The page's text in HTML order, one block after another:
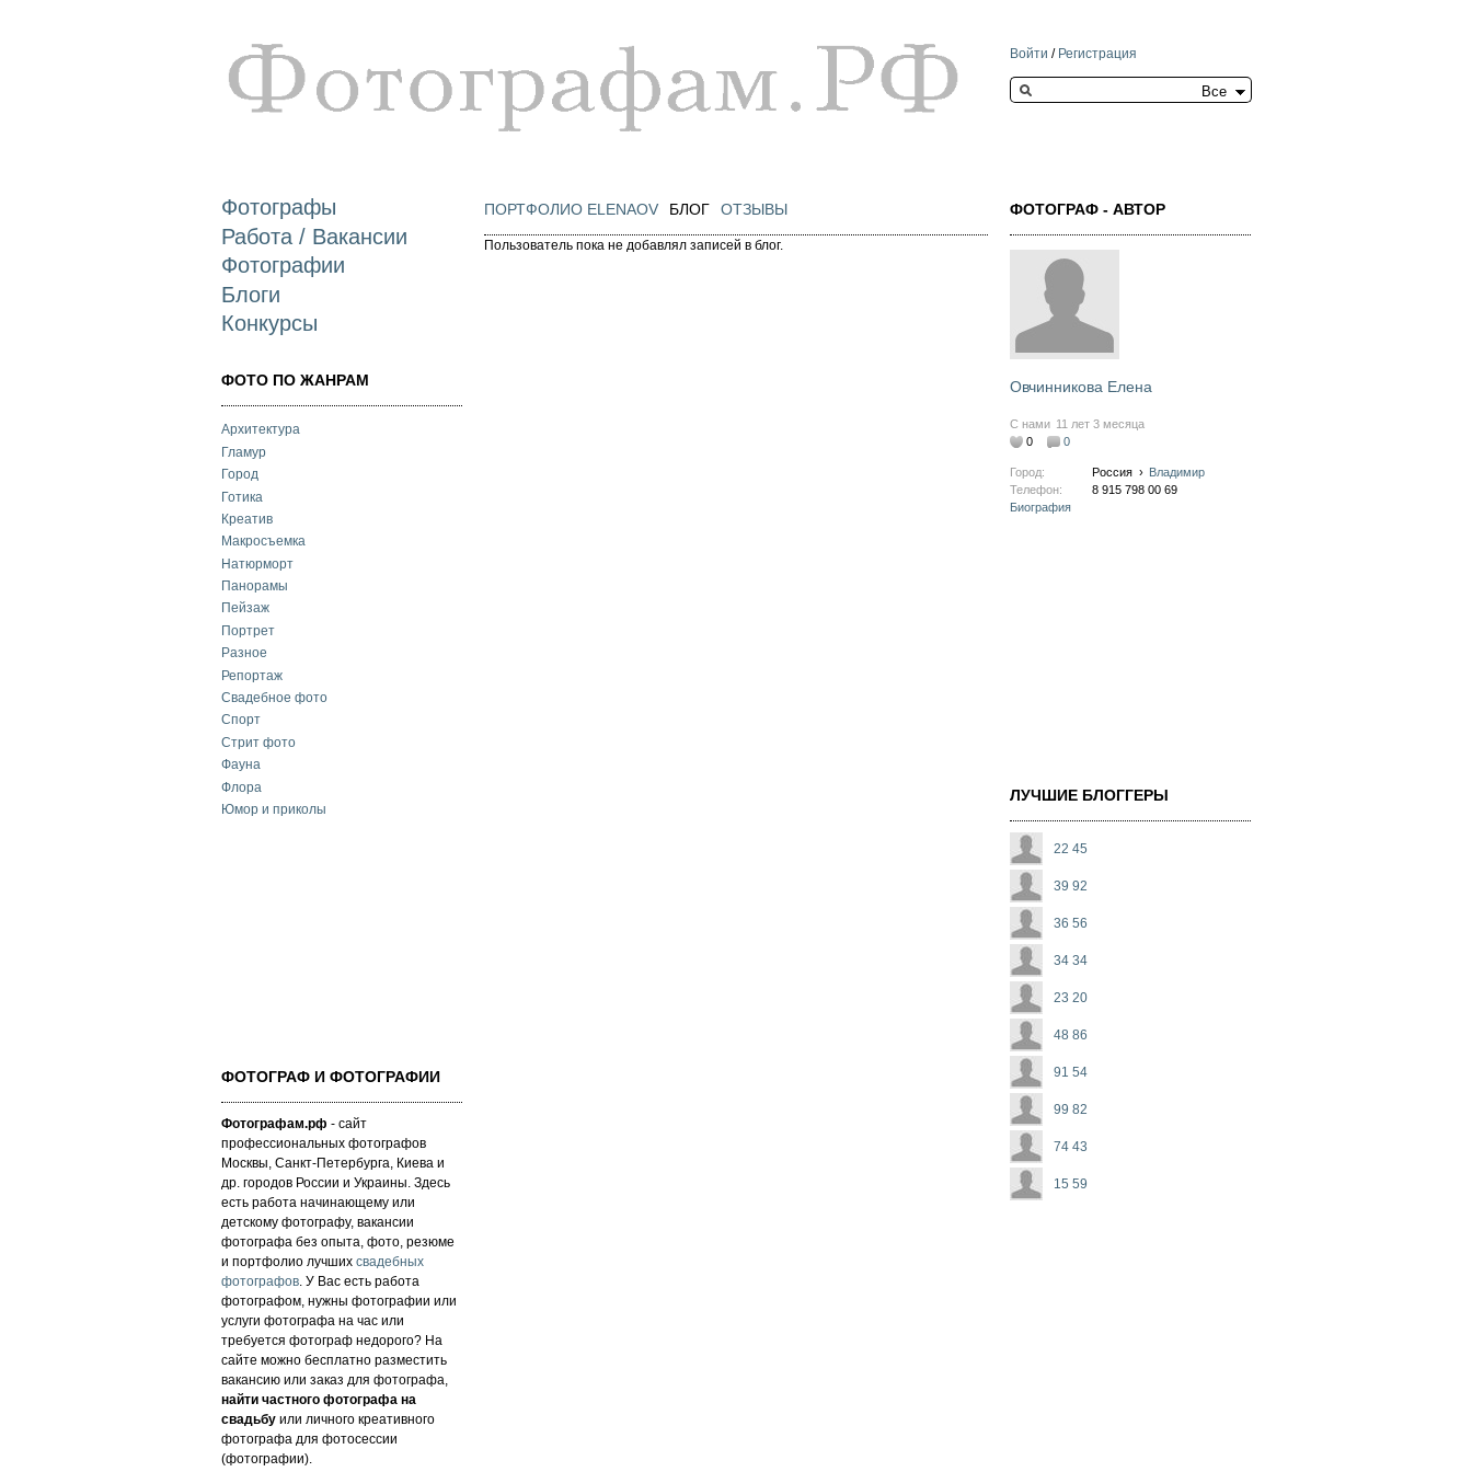
Войти / Регистрация
Search this site
Фотографы
Работа / Вакансии
Фотографии
Блоги
Конкурсы
ФОТО ПО ЖАНРАМ
Архитектура
Гламур
Город
Готика
Креатив
Макросъемка
Натюрморт
Панорамы
Пейзаж
Портрет
Разное
Репортаж
Свадебное фото
Спорт
Стрит фото
Фауна
Флора
Юмор и приколы
ФОТОГРАФ И ФОТОГРАФИИ
Фотографам.рф - сайт
профессиональных фотографов
Москвы, Санкт-Петербурга, Киева и
др. городов России и Украины. Здесь
есть работа начинающему или
детскому фотографу, вакансии
фотографа без опыта, фото, резюме
и портфолио лучших свадебных
фотографов. У Вас есть работа
фотографом, нужны фотографии или
услуги фотографа на час или
требуется фотограф недорого? На
сайте можно бесплатно разместить
вакансию или заказ для фотографа,
найти частного фотографа на
свадьбу или личного креативного
фотографа для фотосессии
(фотографии).
ПОРТФОЛИО ELENAOV БЛОГ ОТЗЫВЫ
Пользователь пока не добавлял записей в блог.
ФОТОГРАФ - АВТОР
Овчинникова Елена
С нами 11 лет 3 месяца
0
0
Город: Россия › Владимир
Телефон:
8 915 798 00 69
Биография
ЛУЧШИЕ БЛОГГЕРЫ
22 45
39 92
36 56
34 34
23 20
48 86
91 54
99 82
74 43
15 59